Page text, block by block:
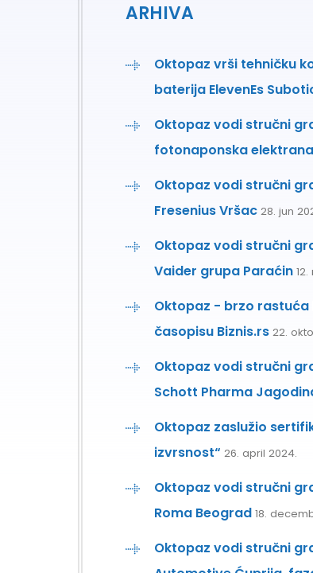
ARHIVA
Oktopaz vrši tehničku
baterija ElevenEs
Oktopaz vodi stručni
fotonaponska
Oktopaz vodi stručni
Fresenius Vršac 28. jun
Oktopaz vodi stručni
Vaider grupa Paraćin
Oktopaz - brzo
časopisu Biznis.rs 22.
Oktopaz vodi stručni
Schott Pharma
Oktopaz zaslužio
izvrsnost“ 26. april 2024.
Oktopaz vodi stručni
Roma Beograd 18.
Oktopaz vodi stručni